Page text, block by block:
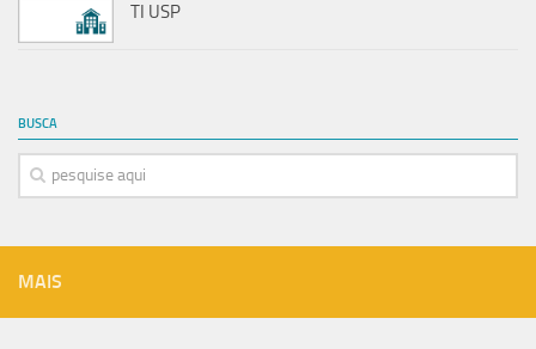
TI USP
BUSCA
MAIS